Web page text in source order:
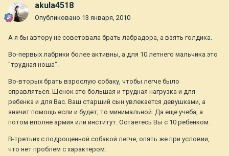
akula4518
Опубликовано 13 января, 2010
А я бы автору не советовала брать лабрадора, а взять голдика.
Во-первых лабрики более активны, а для 10 летнего мальчика это
"трудная ноша".
Во-вторых брать взрослую собаку, чтобы легче было
справляться. Щенок это большая и трудная нагрузка и для
ребенка и для Вас. Ваш старший сын увлекается девушками, а
значит помощь если и будет, то минимальной. Да еще учеба, а
потом вполне армия или институт. Остаетесь Вы с 10 ребенком.
В-третьих с подрощенной собакой легче, опять же при условии,
что нет проблем с характером.